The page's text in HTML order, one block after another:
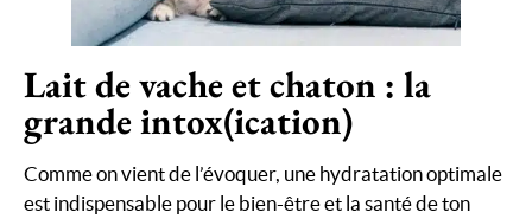
Lait de vache et chaton : la
grande intox(ication)
Comme on vient de l’évoquer, une hydratation optimale
est indispensable pour le bien-être et la santé de ton